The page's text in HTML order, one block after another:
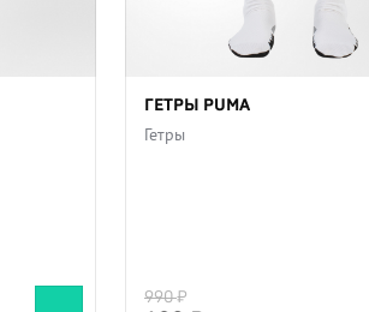
ГЕТРЫ PUMA
Гетры
990